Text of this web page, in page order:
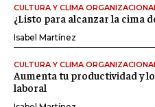
CULTURA Y CLIMA
¿Listo para alcanzar la cima
Isabel Martínez
CULTURA Y CLIMA
Aumenta tu productividad y
laboral